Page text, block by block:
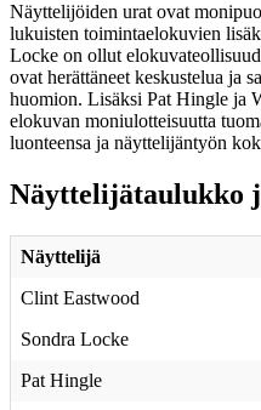
Näyttelijöiden urat ovat
lukuisten toimintaelokuvien
Locke on ollut
ovat herättäneet keskustelua ja
huomion. Lisäksi Pat Hingle ja
elokuvan moniulotteisuutta
luonteensa ja näyttelijäntyön
Näyttelijätaulukko
Näyttelijä
Clint Eastwood
Sondra Locke
Pat Hingle